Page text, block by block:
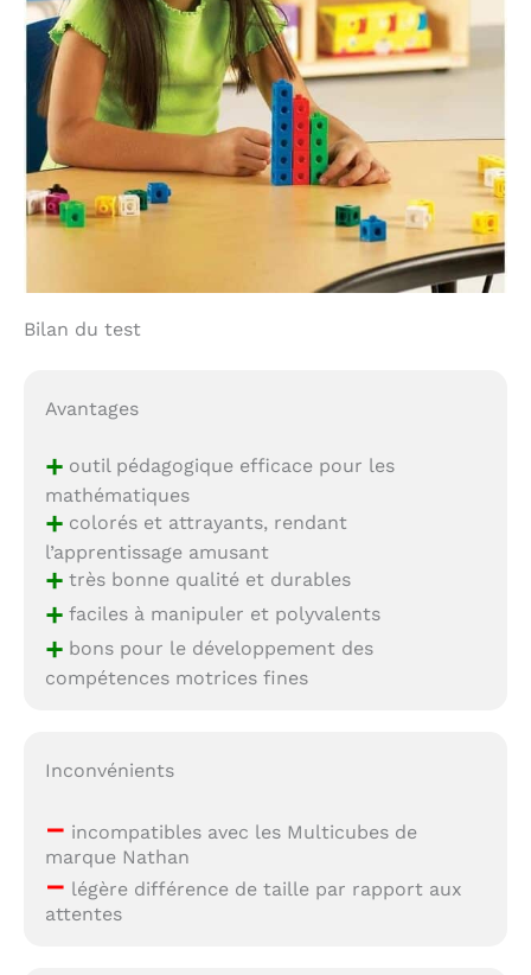
Bilan du test
Avantages
+outil pédagogique efficace pour les
mathématiques
+colorés et attrayants, rendant
l’apprentissage amusant
+très bonne qualité et durables
+faciles à manipuler et polyvalents
+bons pour le développement des
compétences motrices fines
Inconvénients
– incompatibles avec les Multicubes de
marque Nathan
– légère différence de taille par rapport aux
attentes